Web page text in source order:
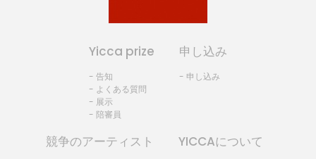
Yicca prize
- 告知
- よくある質問
- 展示
- 陪審員
申し込み
- 申し込み
競争のアーティスト YICCAについて